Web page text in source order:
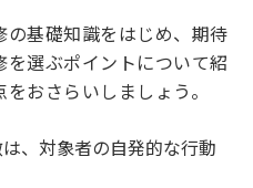
基礎知識をはじめ、期待
選ぶポイントについて紹
おさらいしましょう。
、対象者の自発的な行動